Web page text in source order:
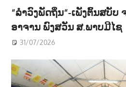
“ລຳວົງພັດຖິ່ນ“-ເພັງຕົ້ນສບັບ
ອາຈານ ພົງສວັນ ສ.ພາບມີໄຊ
31/07/2026